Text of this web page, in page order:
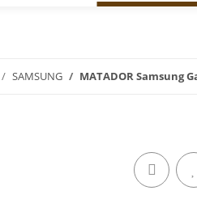
SAMSUNG MATADOR Samsung